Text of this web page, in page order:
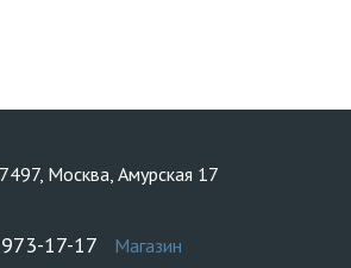
Москва, Амурская 17
17-17 Магазин